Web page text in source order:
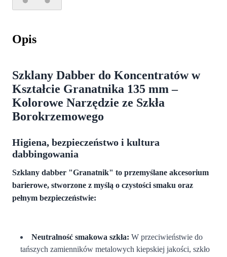
Opis
Szklany Dabber do Koncentratów w
Kształcie Granatnika 135 mm –
Kolorowe Narzędzie ze Szkła
Borokrzemowego
Higiena, bezpieczeństwo i kultura
dabbingowania
Szklany dabber "Granatnik" to przemyślane akcesorium
barierowe, stworzone z myślą o czystości smaku oraz
pełnym bezpieczeństwie:
Neutralność smakowa szkła: W przeciwieństwie do
tańszych zamienników metalowych kiepskiej jakości, szkło